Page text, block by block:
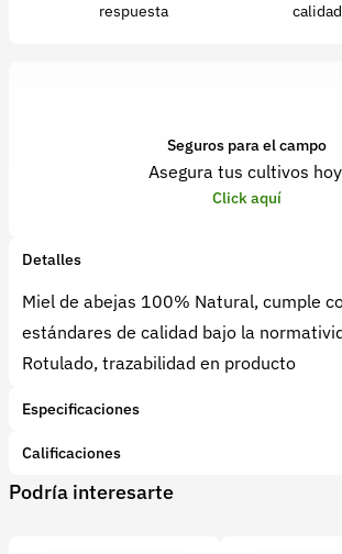
respuesta
Seguros para el campo
Asegura tus cultivos
Click aquí
Detalles
Miel de abejas 100% Natural, cumple
estándares de calidad bajo la
Rotulado, trazabilidad en producto
Especificaciones
Marca:
Abejas y miel
Tipo de producto:Producto final
Calificaciones
1 Star
2 Star
3 Star4 Star
Podría interesarte